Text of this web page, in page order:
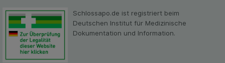
Schlossapo.de ist registriert beim
Deutschen Institut für Medizinische
Dokumentation und Information.